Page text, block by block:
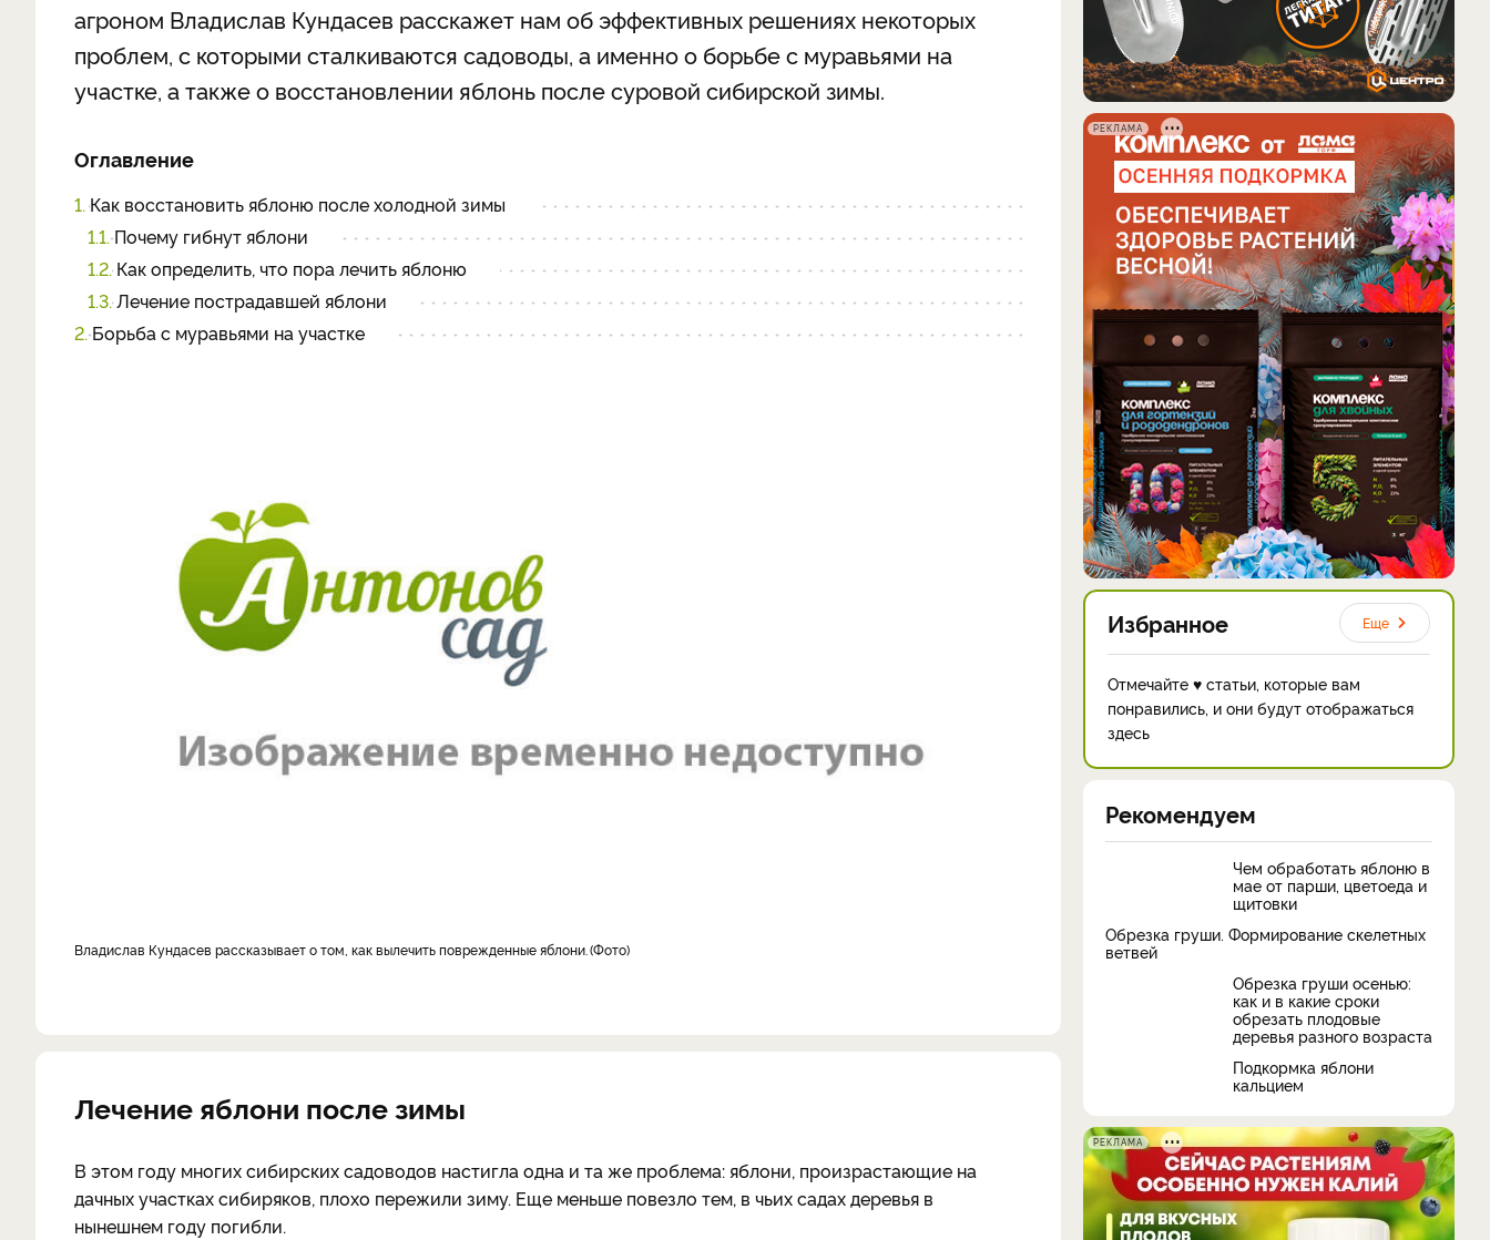
агроном Владислав Кундасев расскажет нам об эффективных решениях некоторых
проблем, с которыми сталкиваются садоводы, а именно о борьбе с муравьями на
участке, а также о восстановлении яблонь после суровой сибирской зимы.
Оглавление
1. Как восстановить яблоню после холодной зимы
1.1. Почему гибнут яблони
1.2. Как определить, что пора лечить яблоню
1.3. Лечение пострадавшей яблони
2. Борьба с муравьями на участке
Владислав Кундасев рассказывает о том, как вылечить поврежденные яблони. Фото
Лечение яблони после зимы
В этом году многих сибирских садоводов настигла одна и та же проблема: яблони, произрастающие на
дачных участках сибиряков, плохо пережили зиму. Еще меньше повезло тем, в чьих садах деревья в
нынешнем году погибли.
РЕКЛАМА
Избранное Еще
Отмечайте ♥ статьи, которые вам
понравились, и они будут отображаться
здесь
Рекомендуем
Чем обработать яблоню в
мае от парши, цветоеда и
щитовки
Обрезка груши. Формирование скелетных
ветвей
Обрезка груши осенью:
как и в какие сроки
обрезать плодовые
деревья разного возраста
Подкормка яблони
кальцием
РЕКЛАМА